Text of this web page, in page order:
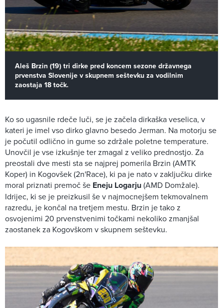
Aleš Brzin (19) tri dirke pred koncem sezone državnega
prvenstva Slovenije v skupnem seštevku za vodilnim
zaostaja 18 točk.
Ko so ugasnile rdeče luči, se je začela dirkaška veselica, v
kateri je imel vso dirko glavno besedo Jerman. Na motorju se
je počutil odlično in gume so zdržale poletne temperature.
Unovčil je vse izkušnje ter zmagal z veliko prednostjo. Za
preostali dve mesti sta se najprej pomerila Brzin (AMTK
Koper) in Kogovšek (2n'Race), ki pa je nato v zaključku dirke
moral priznati premoč še Eneju Logarju(AMD Domžale).
Idrijec, ki se je preizkusil še v najmocnejšem tekmovalnem
razredu, je končal na tretjem mestu. Brzin je tako z
osvojenimi 20 prvenstvenimi točkami nekoliko zmanjšal
zaostanek za Kogovškom v skupnem seštevku.